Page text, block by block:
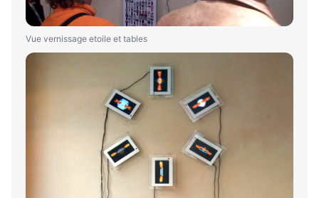
Vue vernissage etoile et tables